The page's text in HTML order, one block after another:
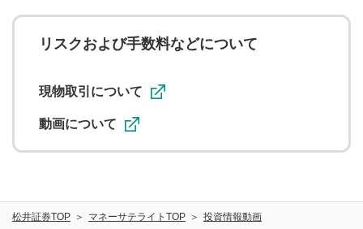
ことを承諾したものとします。また、利用者は、コメント
に関する著作者人格権を行使しないことに同意します。利
用者が投稿したコメントは、当社サービスの広告・宣伝、
ることがあります。
リスクおよび手数料などについて
現物取引について
動画について
松井証券TOP マネーサテライトTOP
投資情報動画